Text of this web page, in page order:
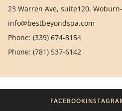
23 Warren Ave, suite120,
info@bestbeyondspa.com
Phone: (339) 674-8154
Phone: (781) 537-6142
FACEBOOK